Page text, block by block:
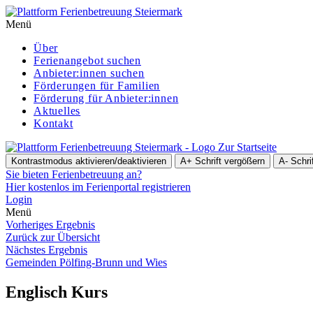
Menü
Über
Ferienangebot suchen
Anbieter:innen suchen
För­de­run­gen für Familien
Förderung für Anbieter:innen
Aktuelles
Kontakt
Zur Startseite
Kontrastmodus aktivieren/deaktivieren A+ Schrift vergößern A-
Sie bieten Ferienbetreuung an?
Hier kostenlos im Ferienportal registrieren
Login
Menü
Vorheriges Ergebnis
Zurück zur Übersicht
Nächstes Ergebnis
Gemeinden Pölfing-Brunn und Wies
Englisch Kurs